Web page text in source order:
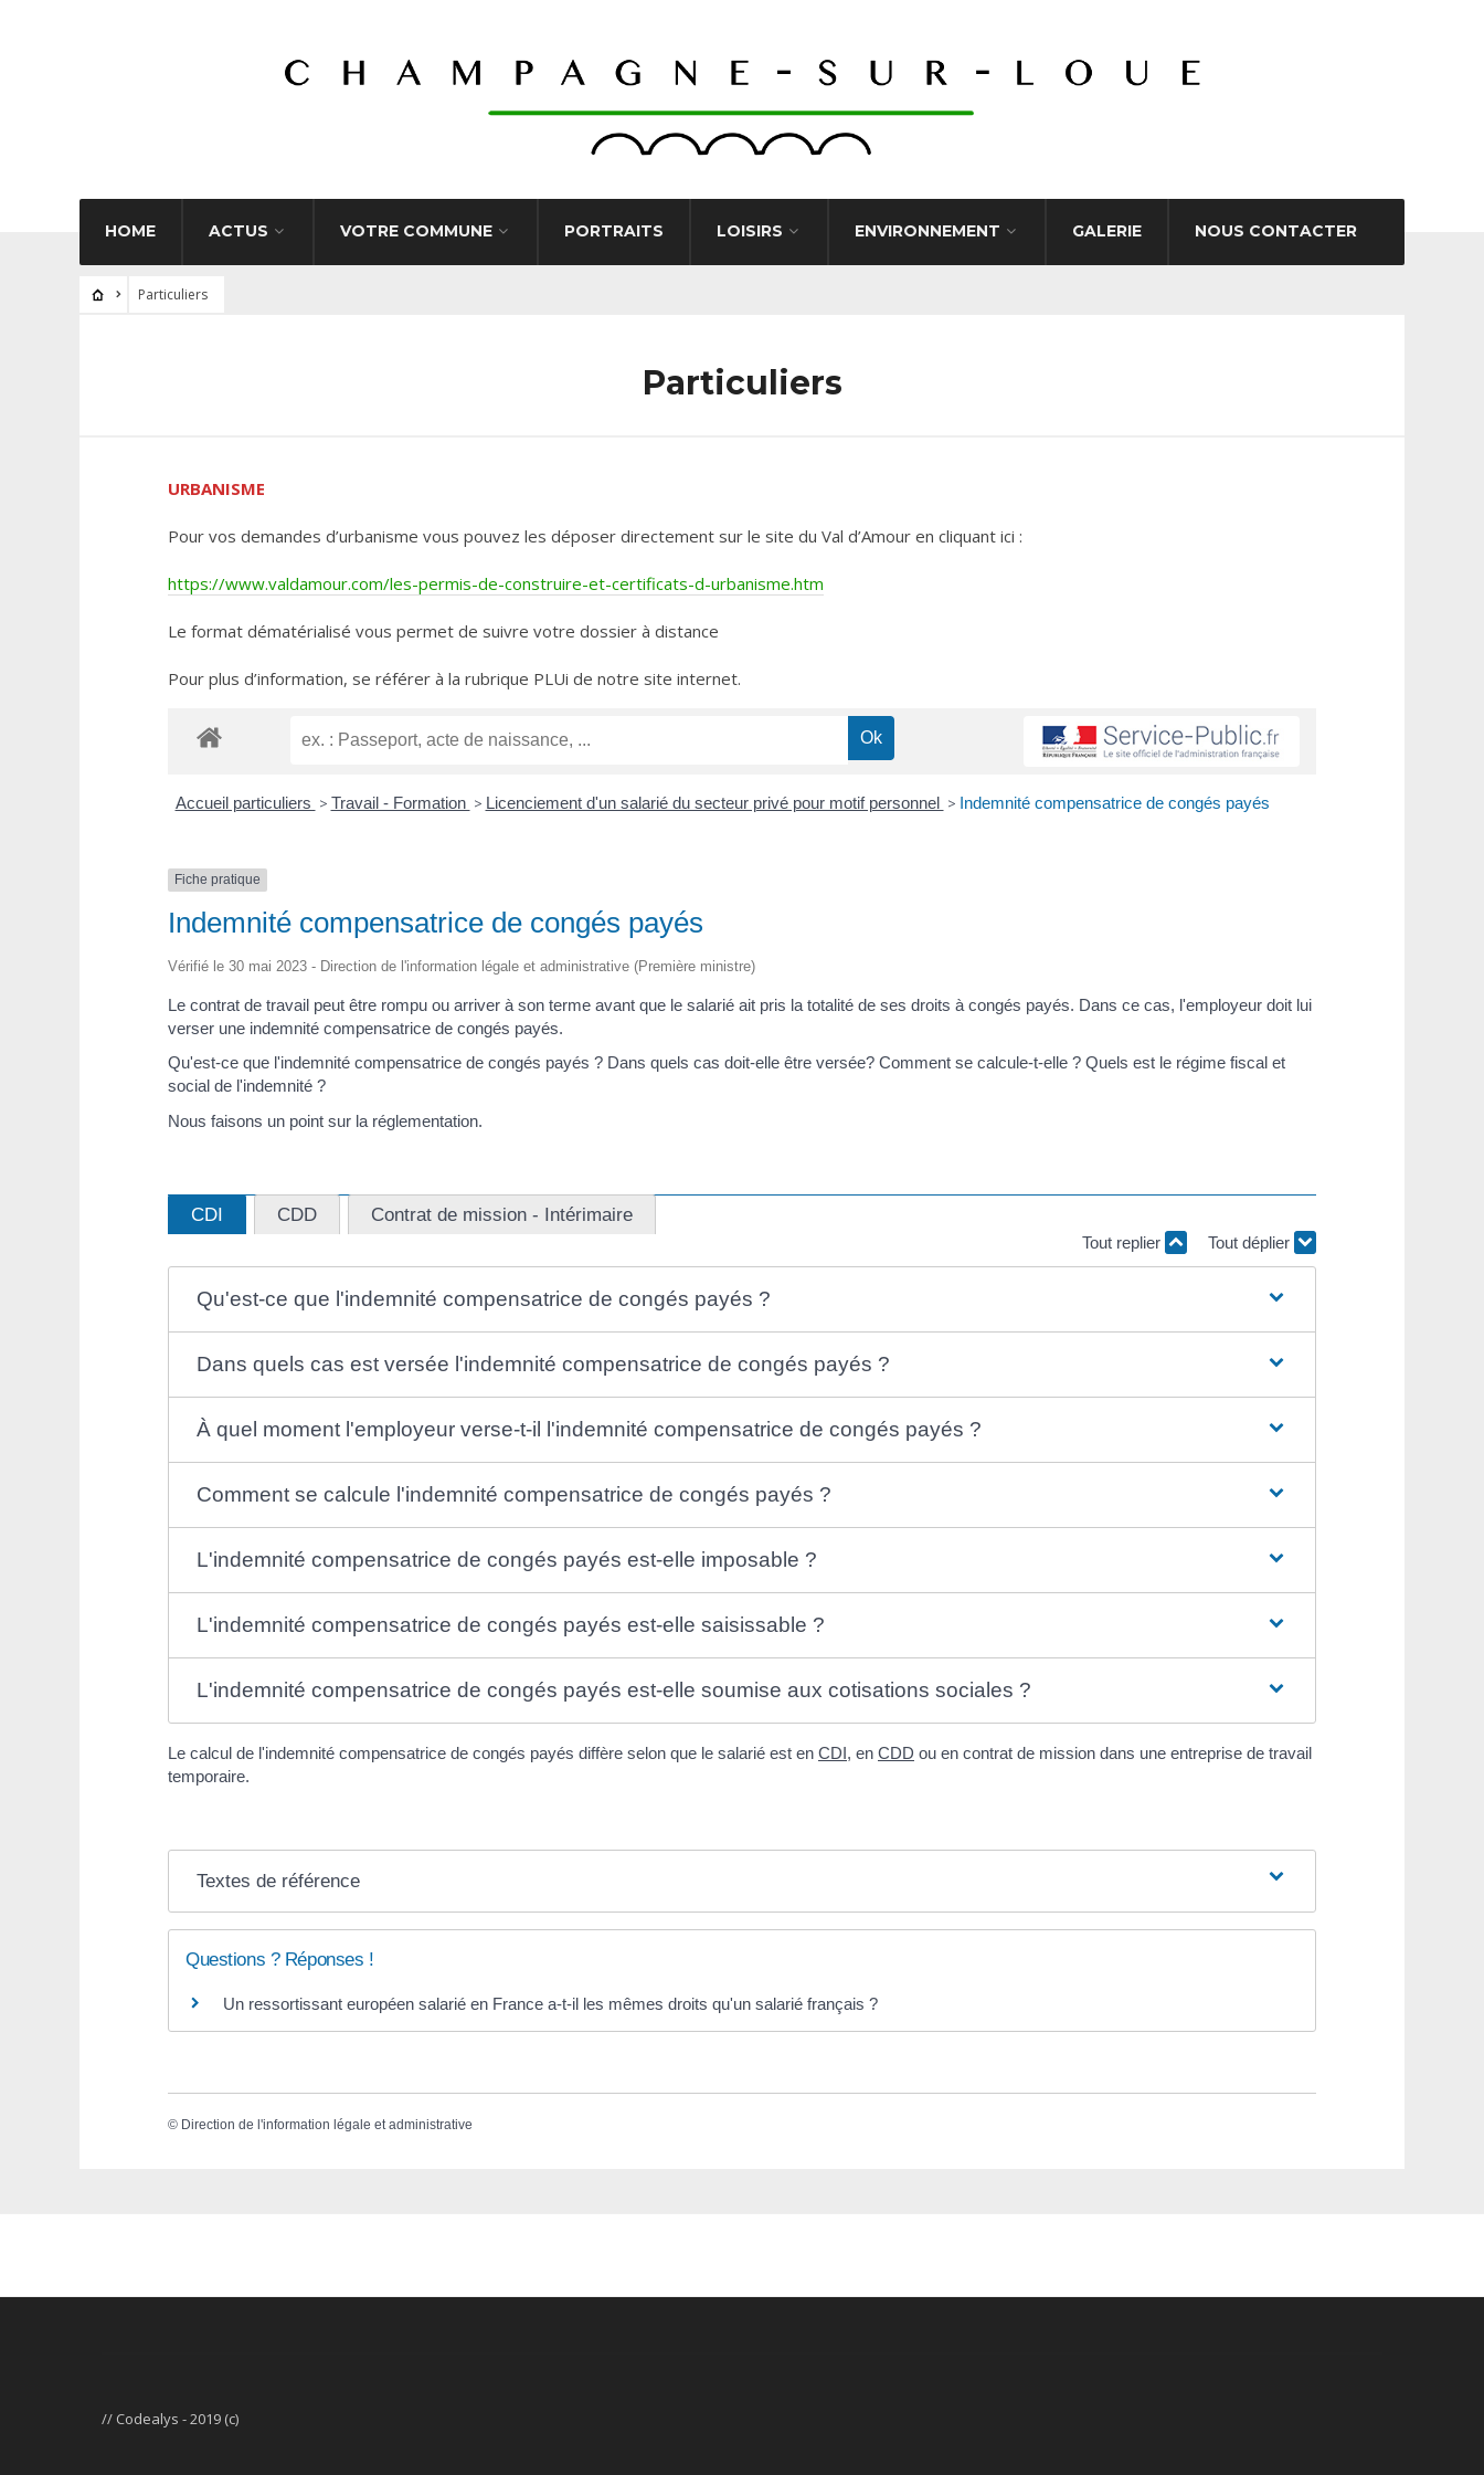
HOME ACTUS VOTRE COMMUNE PORTRAITS LOISIRS ENVIRONNEMENT GALERIE NOUS CONTACTER
Particuliers
Particuliers
URBANISME
Pour vos demandes d’urbanisme vous pouvez les déposer directement sur le site du Val d’Amour en cliquant ici :
https://www.valdamour.com/les-permis-de-construire-et-certificats-d-urbanisme.htm
Le format dématérialisé vous permet de suivre votre dossier à distance
Pour plus d’information, se référer à la rubrique PLUi de notre site internet.
Accueil particuliers > Travail - Formation > Licenciement d'un salarié du secteur privé pour motif personnel > Indemnité compensatrice de congés payés
Fiche pratique
Indemnité compensatrice de congés payés
Vérifié le 30 mai 2023 - Direction de l'information légale et administrative (Première ministre)
Le contrat de travail peut être rompu ou arriver à son terme avant que le salarié ait pris la totalité de ses droits à congés payés. Dans ce cas, l'employeur doit lui
verser une indemnité compensatrice de congés payés.
Qu'est-ce que l'indemnité compensatrice de congés payés ? Dans quels cas doit-elle être versée? Comment se calcule-t-elle ? Quels est le régime fiscal et
social de l'indemnité ?
Nous faisons un point sur la réglementation.
CDI CDD Contrat de mission - Intérimaire
Tout replier Tout déplier
Qu'est-ce que l'indemnité compensatrice de congés payés ?
Dans quels cas est versée l'indemnité compensatrice de congés payés ?
À quel moment l'employeur verse-t-il l'indemnité compensatrice de congés payés ?
Comment se calcule l'indemnité compensatrice de congés payés ?
L'indemnité compensatrice de congés payés est-elle imposable ?
L'indemnité compensatrice de congés payés est-elle saisissable ?
L'indemnité compensatrice de congés payés est-elle soumise aux cotisations sociales ?
Le calcul de l'indemnité compensatrice de congés payés diffère selon que le salarié est en CDI, en CDD ou en contrat de mission dans une entreprise de travail
temporaire.
Textes de référence
Questions ? Réponses !
Un ressortissant européen salarié en France a-t-il les mêmes droits qu'un salarié français ?
© Direction de l'information légale et administrative
// Codealys - 2019 (c)